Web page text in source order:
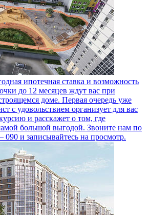
ипотечная ставка и возможность
до 12 месяцев ждут вас при
доме. Первая очередь уже
с удовольствием организует для вас
и расскажет о том, где
большой выгодой. Звоните нам по
090 и записывайтесь на просмотр.